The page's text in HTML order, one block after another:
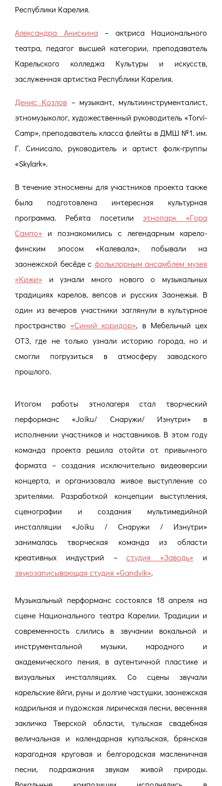
Республики Карелия.
Александра Анискина
– актриса Национального
театра, педагог высшей категории, преподаватель
Карельского колледжа Культуры и искусств,
заслуженная артистка Республики Карелия.
Денис Козлов– музыкант, мультиинструменталист,
этномузыколог, художественный руководитель «Torvi-
Camp», преподаватель класса флейты в ДМШ №1. им.
Г. Синисало, руководитель и артист фолк-группы
«Skylark».
В течение этносмены для участников проекта также
была подготовлена интересная культурная
программа. Ребята посетили этнопарк «Гора
Сампо» и познакомились с легендарным карело-
финским эпосом «Калевала», побывали на
заонежской бесёде с фольклорным ансамблем музея
«Кижи» и узнали много нового о музыкальных
традициях карелов, вепсов и русских Заонежья. В
один из вечеров участники заглянули в культурное
пространство «Синий коридор», в Мебельный цех
ОТЗ, где не только узнали историю города, но и
смогли погрузиться в атмосферу заводского
прошлого.
Итогом работы этнолагеря стал творческий
перформанс «Joiku/ Снаружи/ Изнутри» в
исполнении участников и наставников. В этом году
команда проекта решила отойти от привычного
формата – создания исключительно видеоверсии
концерта, и организовала живое выступление со
зрителями. Разработкой концепции выступления,
сценографии и создания мультимедийной
инсталляции «Joiku / Снаружи / Изнутри»
занималась творческая команда из области
креативных индустрий –студия «Заводь» и
звукозаписывающая студия «Gandvik».
Музыкальный перформанс состоялся 18 апреля на
сцене Национального театра Карелии. Традиции и
современность слились в звучании вокальной и
инструментальной музыки, народного и
академического пения, в аутентичной пластике и
визуальных инсталляциях. Со сцены звучали
карельские ёйги, руны и долгие частушки, заонежская
кадрильная и пудожская лирическая песни, весенняя
закличка Тверской области, тульская свадебная
величальная и календарная купальская, брянская
карагодная круговая и белгородская масленичная
песни, подражания звукам живой природы.